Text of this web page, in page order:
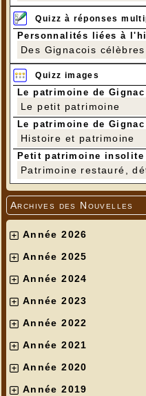
Quizz à réponses
Personnalités liées à
Des Gignacois célèbres
Quizz images
Le patrimoine de Gignac
Le petit patrimoine
Le patrimoine de Gignac
Histoire et patrimoine
Petit patrimoine insolite
Patrimoine restauré,
Archives des Nouvelles
Année 2026
Année 2025
Année 2024
Année 2023
Année 2022
Année 2021
Année 2020
Année 2019